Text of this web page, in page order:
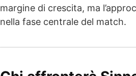
margine di crescita, ma
nella fase centrale del match.